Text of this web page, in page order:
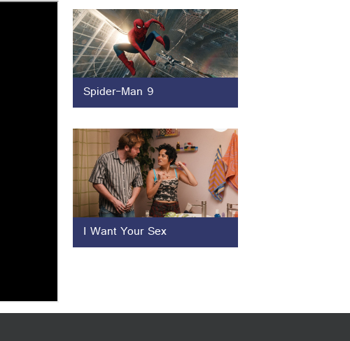
Spider-Man 9
I Want Your Sex